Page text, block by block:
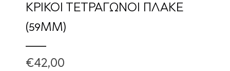
ΚΡΙΚΟΙ ΤΕΤΡΑΓΩΝΟΙ ΠΛΑΚΕ
(59MM)
€42,00